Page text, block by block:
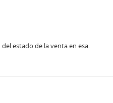
estado de la venta en esa.